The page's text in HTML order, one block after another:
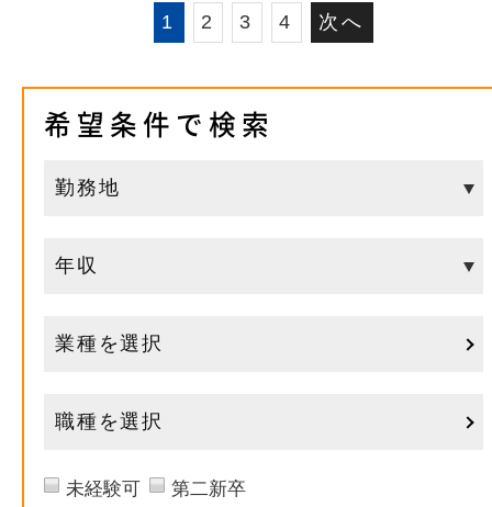
1 2 3 4 次へ
希望条件で検索
業種を選択
職種を選択
未経験可 第二新卒